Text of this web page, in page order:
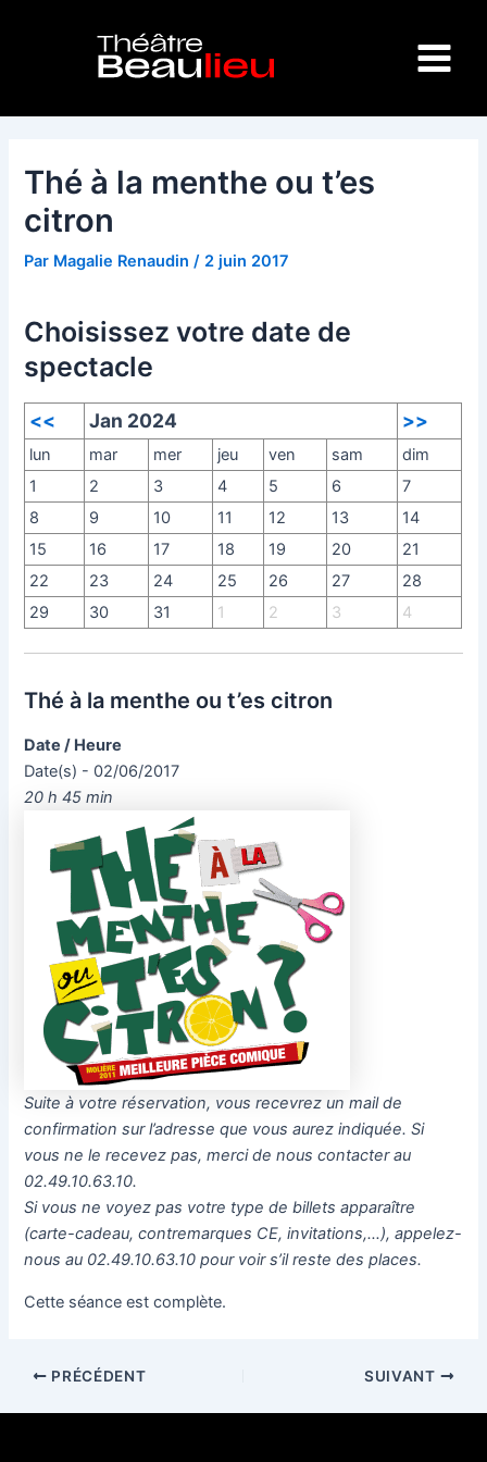
Menu
Thé à la menthe ou t’es
citron
Par Magalie Renaudin/ 2 juin 2017
Choisissez votre date de
spectacle
<< Jan 2024 >>
lun mar mer jeu ven sam
dim
1
2 3 4 5 6
7
8
9 10 11 12 13
14
15
16 17 18 19 20
21
22
23 24 25 26 27
28
29
30 31 1 2 3 4
Thé à la menthe ou t’es citron
Date / Heure
Date(s) - 02/06/2017
20 h 45 min
Suite à votre réservation, vous recevrez un mail de
confirmation sur l’adresse que vous aurez indiquée. Si
vous ne le recevez pas, merci de nous contacter au
02.49.10.63.10.
Si vous ne voyez pas votre type de billets apparaître
(carte-cadeau, contremarques CE, invitations,…), appelez-
nous au 02.49.10.63.10 pour voir s’il reste des places.
Cette séance est complète.
PRÉCÉDENT SUIVANT